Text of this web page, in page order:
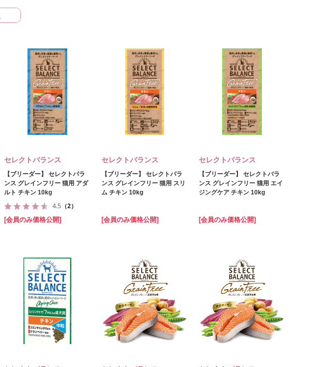
セレクトバランス
【ブリーダー】 セレクトバラ
ンス グレインフリー 猫用 アダ
ルト チキン 10kg
4.5 （2）
[会員のみ価格公開]
セレクトバランス
【ブリーダー】 セレクトバラ
ンス グレインフリー 猫用 スリ
ム チキン 10kg
[会員のみ価格公開]
セレクトバランス
【ブリーダー】 セレクトバラ
ンス グレインフリー 猫用 エイ
ジングケア チキン 10kg
[会員のみ価格公開]